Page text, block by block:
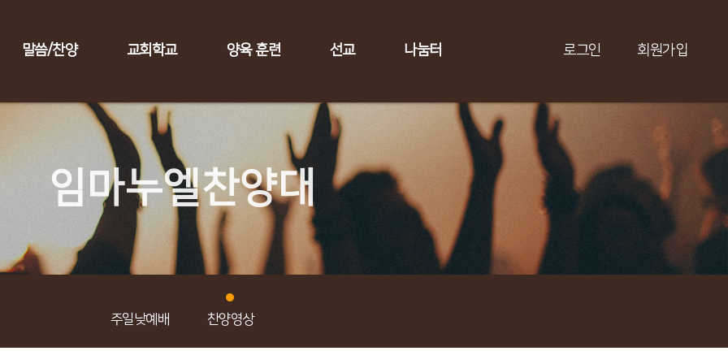
말씀/찬양 교회학교 양육 훈련 선교 나눔터 로그인 회원가입
임마누엘찬양대
주일낮예배 찬양영상